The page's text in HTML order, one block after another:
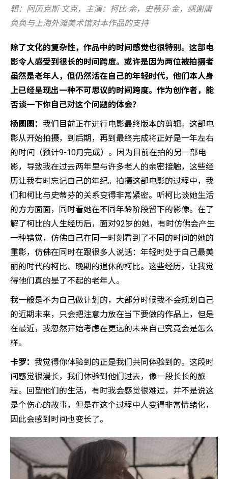
辑：阿历克斯·文克，主演：柯比·余，史蒂芬·金，感谢唐
奂奂与上海外滩美术馆对本作品的支持
除了文化的复杂性，作品中的时间感觉也很特别。这部电
影令人感受到很长的时间跨度。或许是因为两位被拍摄者
虽然是老年人，但仍然活在自己的年轻时代，他们本人身
上已经呈现出一种不可思议的时间跨度。作为创作者，能
否谈一下你自己对这个问题的体会？
杨圆圆： 我们目前正在进行电影最终版本的剪辑。这部电
影从开始拍摄，到后期，再到最终完成将正好是一年左右
的时间（预计9-10月完成）。因为目前在拍的另一部电
影，导致我在过去两年里与许多老人的亲密接触，这些经
历让我有时忘记自己的年纪。拍摄这部电影的过程中，我
们和柯比与史蒂芬的关系变得非常紧密。听柯比谈她生活
的方方面面，同时看她在不同年龄阶段留下的影像。在了
解了柯比的人生经历后，面对92岁的她，有时仿佛会产生
一种错觉，仿佛自己在同一时刻看到了不同的时间的她的
重影，仿佛在同时在跟很多人说话：年轻时处于自己最美
丽的时代的柯比、晚期的退休的柯比。这些经历，让我觉
得他们真的是了不起的老年人。
我一般是不为自己做计划的，大部分时候我不会规划自己
的近期未来，只会把注意力放在当下要做的作品上，但是
在最近，我忽然开始考虑在更远的未来自己究竟会是怎么
样。
卡罗： 我觉得你体验到的正是我们共同体验到的。这段时
间感觉很漫长，我们体验到他们过去，像一段长长的旅
程。回望他们的生活，有时我会感觉很难过，并不是说这
是个伤心的故事，但是在这个过程中人变得非常情绪化，
因此会感到时间也变长了。